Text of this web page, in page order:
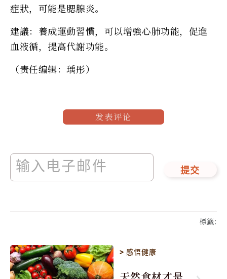
症狀，可能是腮腺炎。
建議：養成運動習慣，可以增強心肺功能，促進
血液循，提高代謝功能。
（责任编辑：瑀彤）
发表评论
提交
標籤:
>感悟健康